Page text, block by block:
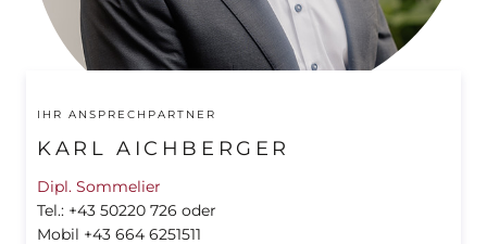
IHR ANSPRECHPARTNER
KARL AICHBERGER
Dipl. Sommelier
Tel.: +43 50220 726 oder
Mobil +43 664 6251511